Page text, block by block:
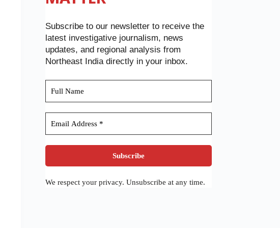
Subscribe to our newsletter to receive the
latest investigative journalism, news
updates, and regional analysis from
Northeast India directly in your inbox.
We respect your privacy. Unsubscribe at any time.